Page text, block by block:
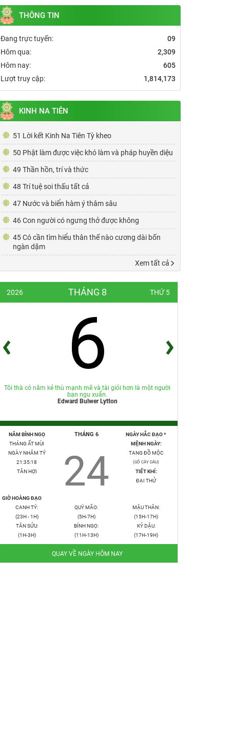
THÔNG TIN
Đang trực tuyến:
09
Hôm qua:
2,309
Hôm nay:
605
Lượt truy cập:
1,814,173
KINH NA TIÊN
51 Lời kết Kinh Na Tiên Tỳ kheo
50 Phật làm được việc khó làm và pháp huyền diệu
49 Thần hồn, trí và thức
48 Trí tuệ soi thấu tất cả
47 Nước và biển hàm ý thâm sâu
46 Con người có ngưng thở được không
45 Có cần tìm hiểu thân thế nào cương dài bốn
ngàn dặm
Xem tất cả
2026 THÁNG 8 THỨ 5
6
Tôi thà có năm kẻ thù mạnh mẽ và tài giỏi hơn là một người
bạn ngu xuẩn.
Edward Bulwer Lytton
NĂM BÍNH NGỌ
THÁNG ẤT MÙI
NGÀY NHÂM TÝ
21:35:20
TÂN HỢI
THÁNG 6
24
NGÀY HẮC ĐẠO *
MỆNH NGÀY:
TANG ĐỒ MỘC
(GỖ CÂY DÂU)
TIẾT KHÍ:
ĐẠI THỬ
GIỜ HOÀNG ĐẠO
CANH TÝ:
(23H - 1H)
TÂN SỬU:
(1H-3H)
QUÝ MÃO:
(5H-7H)
BÍNH NGỌ:
(11H-13H)
MẬU THÂN:
(15H-17H)
KỶ DẬU:
(17H-19H)
QUAY VỀ NGÀY HÔM NAY